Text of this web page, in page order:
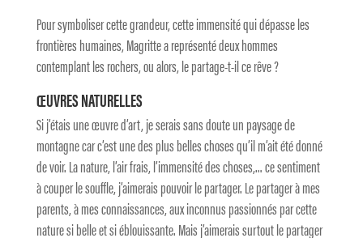
Pour symboliser cette grandeur, cette immensité qui dépasse les
frontières humaines, Magritte a représenté deux hommes
contemplant les rochers, ou alors, le partage-t-il ce rêve ?
ŒUVRES NATURELLES
Si j’étais une œuvre d’art, je serais sans doute un paysage de
montagne car c’est une des plus belles choses qu’il m’ait été donné
de voir. La nature, l’air frais, l’immensité des choses,… ce sentiment
à couper le souffle, j’aimerais pouvoir le partager. Le partager à mes
parents, à mes connaissances, aux inconnus passionnés par cette
nature si belle et si éblouissante. Mais j’aimerais surtout le partager